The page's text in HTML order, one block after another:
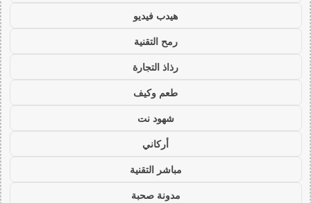
هيدب فيديو
رمح التقنية
رذاذ التجارة
طعم وكيف
شهود نت
أركاني
مباشر التقنية
مدونة صحبة